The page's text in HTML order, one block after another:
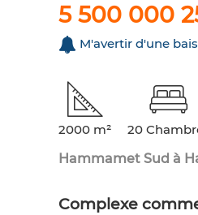
5 500 000
M'avertir d'une
2000 m² 20
Hammamet Sud à
Complexe